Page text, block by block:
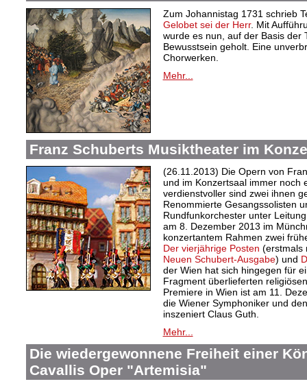
Zum Johannistag 1731 schrieb
Gelobet sei der Herr. Mit
wurde es nun, auf der Basis der
Bewusstsein geholt. Eine
Chorwerken.
Mehr...
Franz Schuberts Musiktheater im
(26.11.2013) Die Opern von
und im Konzertsaal immer noch
verdienstvoller sind zwei ihnen
Renommierte Gesangssolisten
Rundfunkorchester unter
am 8. Dezember 2013 im
konzertantem Rahmen zwei
Der vierjährige Posten (erstmals
Neuen Schubert-Ausgabe) und
der Wien hat sich hingegen für
Fragment überlieferten
Premiere in Wien ist am 11.
die Wiener Symphoniker und
inszeniert Claus Guth.
Mehr...
Die wiedergewonnene Freiheit einer
Cavallis Oper "Artemisia"